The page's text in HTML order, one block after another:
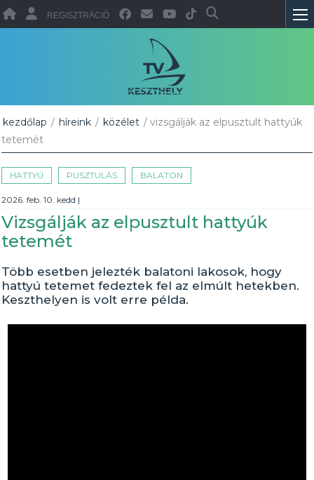
REGISZTRÁCIÓ
kezdőlap / híreink / közélet / vizsgálják az elpusztult hattyúk
tetemét
HATTYÚ PUSZTULÁS BALATON
2026. feb. 10. kedd |
Vizsgálják az elpusztult hattyúk
tetemét
Több esetben jelezték balatoni lakosok, hogy
hattyú tetemet fedeztek fel az elmúlt hetekben.
Keszthelyen is volt erre példa.